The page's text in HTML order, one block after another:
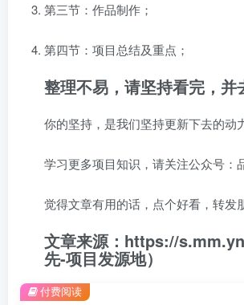
第三节：作品制作；
第四节：项目总结及重点；
整理不易，请坚持看完，并
你的坚持，是我们坚持更新下去的动
学习更多项目知识，请关注公众号：
觉得文章有用的话，点个好看，转发
文章来源：https://
先-项目发源地）
付费阅读